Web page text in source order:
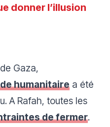
donner l’illusion
Gaza,
humanitaire a été
A Rafah, toutes les
de fermer.